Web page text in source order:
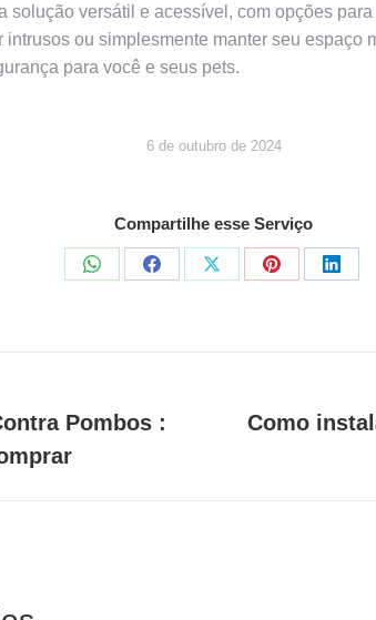
solução versátil e acessível, com opções
intrusos ou simplesmente manter seu espaço
para você e seus pets.
6 de outubro de 2024
Compartilhe esse Serviço
Share
Share
Share
Share
Share
Pombos :
Como